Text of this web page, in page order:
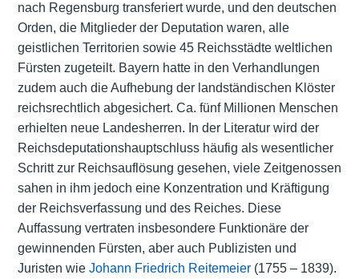
nach Regensburg transferiert wurde, und den deutschen
Orden, die Mitglieder der Deputation waren, alle
geistlichen Territorien sowie 45 Reichsstädte weltlichen
Fürsten zugeteilt. Bayern hatte in den Verhandlungen
zudem auch die Aufhebung der landständischen Klöster
reichsrechtlich abgesichert. Ca. fünf Millionen Menschen
erhielten neue Landesherren. In der Literatur wird der
Reichsdeputationshauptschluss häufig als wesentlicher
Schritt zur Reichsauflösung gesehen, viele Zeitgenossen
sahen in ihm jedoch eine Konzentration und Kräftigung
der Reichsverfassung und des Reiches. Diese
Auffassung vertraten insbesondere Funktionäre der
gewinnenden Fürsten, aber auch Publizisten und
Juristen wie Johann Friedrich Reitemeier(1755 – 1839).